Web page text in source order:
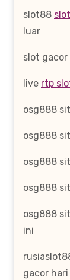
slot88
luar
slot gacor
live rtp
osg888
osg888
osg888
osg888
osg888
ini
gacor hari